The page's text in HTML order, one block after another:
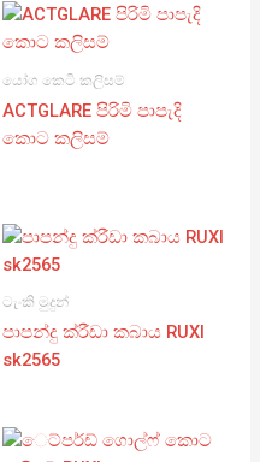
යෝග කෙටි කලිසම්
ACTGLARE පිරිමි පාපැදි
කොට කලිසම්
ටැංකි මුදුන්
පාපන්දු ක්රීඩා කබාය RUXI
sk2565